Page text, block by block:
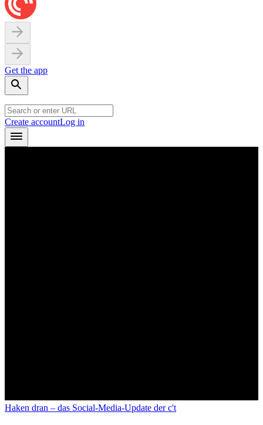
Get the app
Create accountLog in
Haken dran – das Social-Media-Update der c't